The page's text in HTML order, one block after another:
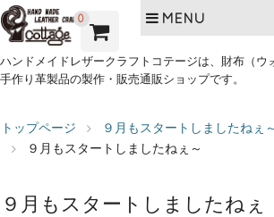
0 MENU
ハンドメイドレザークラフトコテージは、財布（ウ
手作り革製品の製作・販売通販ショップです。
トップページ ９月もスタートしましたねぇ～
９月もスタートしましたねぇ～
９月もスタートしましたねぇ